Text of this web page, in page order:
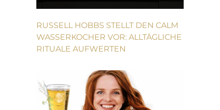
RUSSELL HOBBS STELLT DEN CALM
WASSERKOCHER VOR: ALLTÄGLICHE
RITUALE AUFWERTEN